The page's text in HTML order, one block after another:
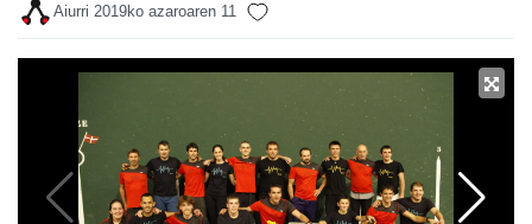
Aiurri 2019ko azaroaren 11